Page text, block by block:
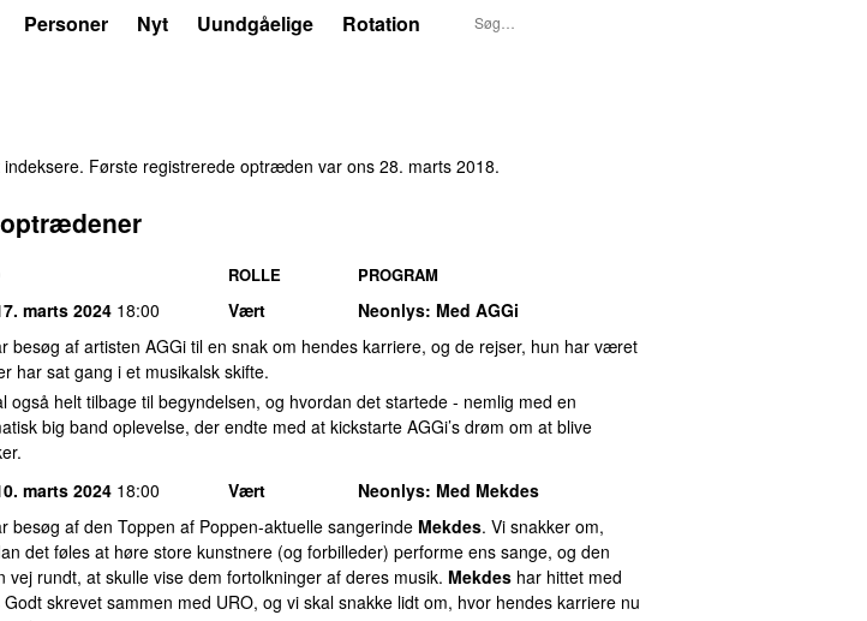
Personer Nyt Uundgåelige Rotation
Første registrerede optræden varons 28. marts 2018.
ROLLE PROGRAM
marts 2024 18:00 Vært Neonlys: Med AGGi
besøg af artisten AGGi til en snak om hendes karriere, og de rejser, hun har været
har sat gang i et musikalsk skifte.
også helt tilbage til begyndelsen, og hvordan det startede - nemlig med en
big band oplevelse, der endte med at kickstarte AGGi’s drøm om at blive
marts 2024 18:00 Vært Neonlys: Med Mekdes
besøg af den Toppen af Poppen-aktuelle sangerinde Mekdes. Vi snakker om,
det føles at høre store kunstnere (og forbilleder) performe ens sange, og den
vej rundt, at skulle vise dem fortolkninger af deres musik. Mekdes har hittet med
Godt skrevet sammen med URO, og vi skal snakke lidt om, hvor hendes karriere nu